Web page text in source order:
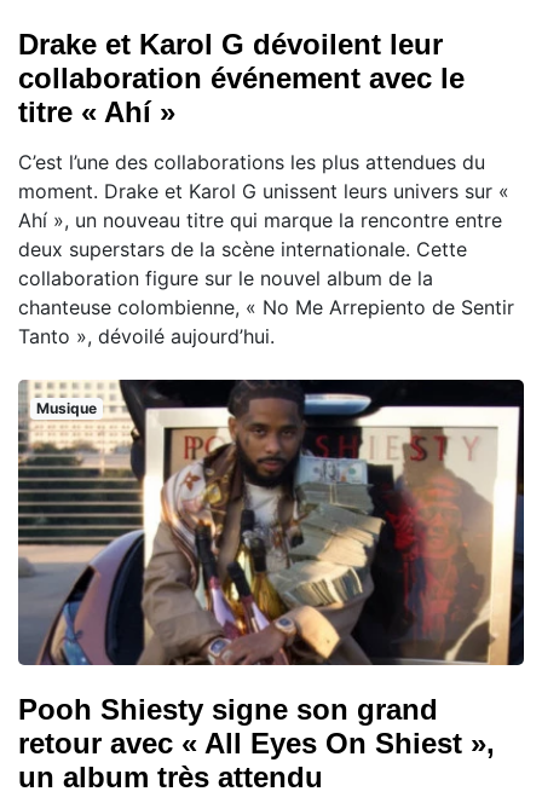
Drake et Karol G dévoilent leur
collaboration événement avec le
titre « Ahí »
C’est l’une des collaborations les plus attendues du
moment. Drake et Karol G unissent leurs univers sur «
Ahí », un nouveau titre qui marque la rencontre entre
deux superstars de la scène internationale. Cette
collaboration figure sur le nouvel album de la
chanteuse colombienne, « No Me Arrepiento de Sentir
Tanto », dévoilé aujourd’hui.
Musique
Pooh Shiesty signe son grand
retour avec « All Eyes On Shiest »,
un album très attendu